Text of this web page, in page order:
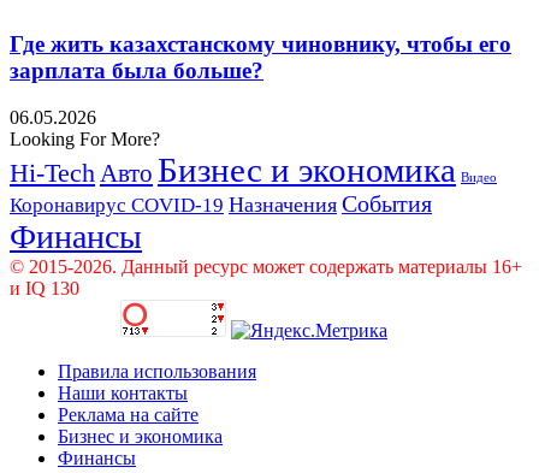
Где жить казахстанскому чиновнику, чтобы его
зарплата была больше?
06.05.2026
Looking For More?
Hi-Tech Авто Бизнес и экономика Видео
Коронавирус COVID-19 Назначения События
Финансы
© 2015-2026. Данный ресурс может содержать материалы 16+
и IQ 130
Правила использования
Наши контакты
Реклама на сайте
Бизнес и экономика
Финансы